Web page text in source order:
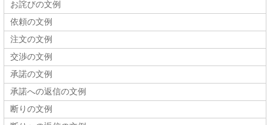
お詫びの文例
依頼の文例
注文の文例
交渉の文例
承諾の文例
承諾への返信の文例
断りの文例